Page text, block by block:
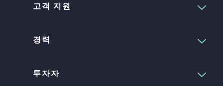
고객 지원
경력
투자자